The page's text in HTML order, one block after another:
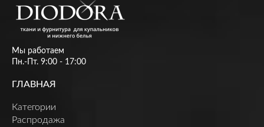
Мы работаем
Пн.-Пт. 9:00 - 17:00
ГЛАВНАЯ
Категории
Распродажа